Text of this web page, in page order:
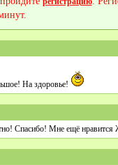
На здоровье!
Спасибо! Мне ещё нравится